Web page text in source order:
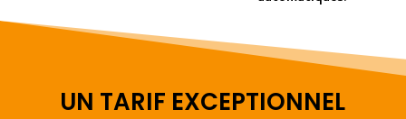
UN TARIF EXCEPTIONNEL